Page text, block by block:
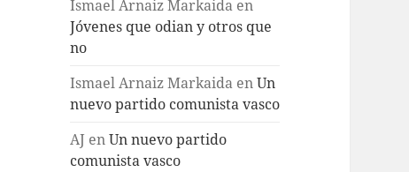
Ismael Arnaiz Markaida en
Jóvenes que odian y otros que
no
Ismael Arnaiz Markaida enUn
nuevo partido comunista vasco
AJ enUn nuevo partido
comunista vasco